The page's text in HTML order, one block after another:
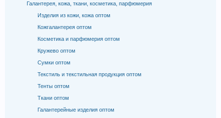
Галантерея, кожа, ткани, косметика, парфюмерия
Изделия из кожи, кожа оптом
Кожгалантерея оптом
Косметика и парфюмерия оптом
Кружево оптом
Сумки оптом
Текстиль и текстильная продукция оптом
Тенты оптом
Ткани оптом
Галантерейные изделия оптом